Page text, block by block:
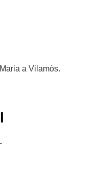
a Vilamòs.